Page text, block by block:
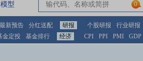
型 0
最新预告 分红送配 研报 个股研报 行业研报
金定投 基金排行 经济 CPI PPI PMI GDP